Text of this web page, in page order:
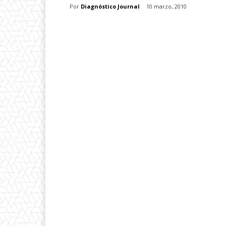
Por Diagnóstico Journal 10 marzo, 2010